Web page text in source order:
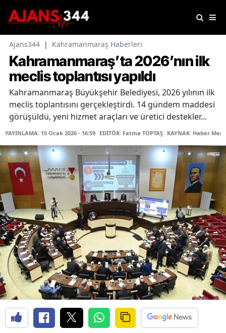
Ajans344 | Kahramanmaraş Haberleri
Kahramanmaraş’ta 2026’nın ilk
meclis toplantısı yapıldı
Kahramanmaraş Büyükşehir Belediyesi, 2026 yılının ilk
meclis toplantısını gerçekleştirdi. 14 gündem maddesi
görüşüldü, yeni hizmet araçları ve üretici destekler...
YAYINLAMA: 15 Ocak 2026 - 16:59 EDİTÖR: Fatma TOPTAŞ KAYNAK: Haber